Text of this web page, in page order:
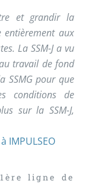
et grandir la
entièrement aux
La SSM-J a vu
travail de fond
SSMG pour que
conditions de
sur la SSM-J,
IMPULSEO
ligne de